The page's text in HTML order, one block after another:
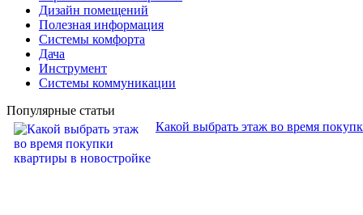
Дизайн помещений
Полезная информация
Системы комфорта
Дача
Инструмент
Системы коммуникации
Популярные статьи
Какой выбрать этаж во время